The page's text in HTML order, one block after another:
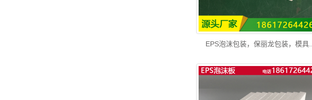
EPS泡沫包装，保丽龙包装，模具...